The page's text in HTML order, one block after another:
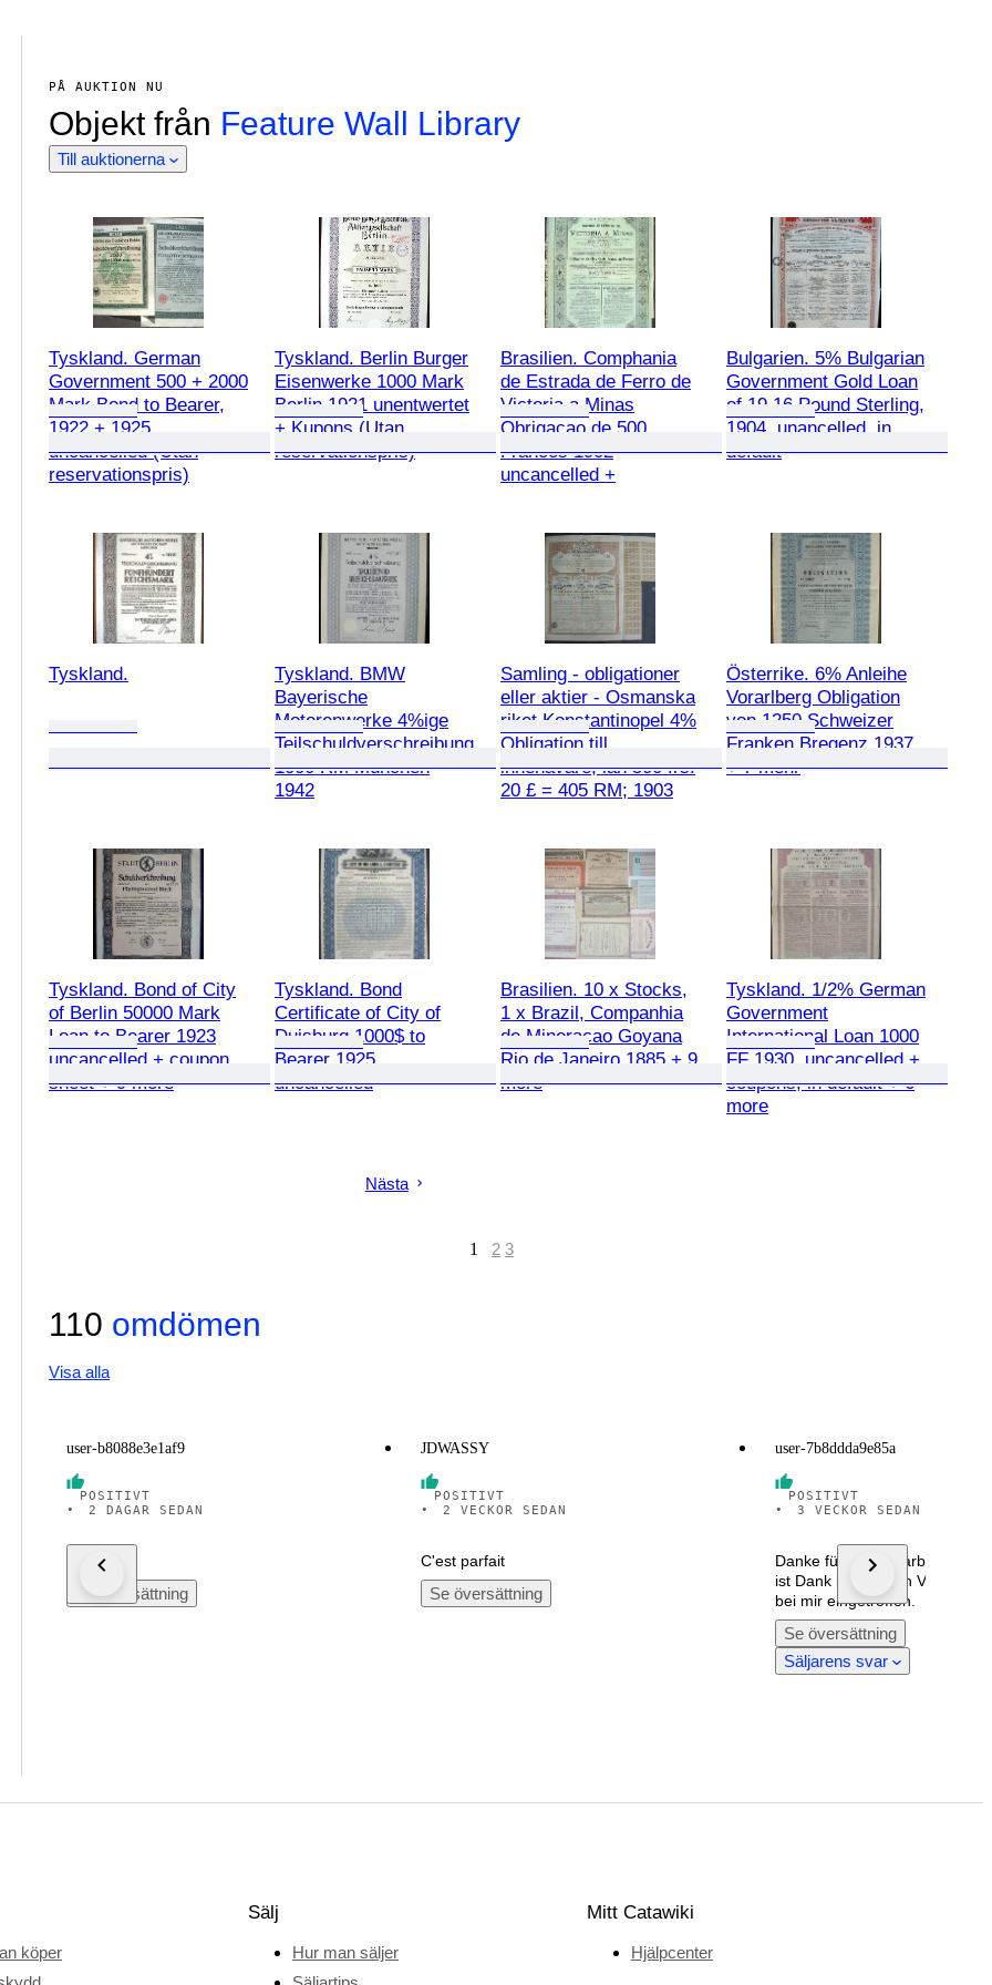
PÅ AUKTION NU
Objekt från Feature Wall Library
Till auktionerna
Tyskland. German
Government 500 + 2000
Mark Bond to Bearer,
1922 + 1925
uncancelled (Utan
reservationspris)
Tyskland. Berlin Burger
Eisenwerke 1000 Mark
Berlin 1921 unentwertet
+ Kupons (Utan
reservationspris)
Brasilien. Comphania
de Estrada de Ferro de
Victoria a Minas
Obrigacao de 500
Francos 1902
uncancelled +
Bulgarien. 5% Bulgarian
Government Gold Loan
of 19,16 Pound Sterling,
1904, unancelled, in
default
Tyskland.
Tyskland. BMW
Bayerische
Motorenwerke 4%ige
Teilschuldverschreibung
1000 RM München
1942
Samling - obligationer
eller aktier - Osmanska
riket Konstantinopel 4%
Obligation till
innehavare, lån 500 frs.
20 £ = 405 RM; 1903
Österrike. 6% Anleihe
Vorarlberg Obligation
von 1250 Schweizer
Franken Bregenz 1937
+ 7 mehr
Tyskland. Bond of City
of Berlin 50000 Mark
Loan to Bearer 1923
uncancelled + coupon
sheet + 9 more
Tyskland. Bond
Certificate of City of
Duisburg 1000$ to
Bearer 1925
uncancelled
Brasilien. 10 x Stocks,
1 x Brazil, Companhia
de Mineracao Goyana
Rio de Janeiro 1885 + 9
more
Tyskland. 1/2% German
Government
International Loan 1000
FF 1930, uncancelled +
coupons, in default + 6
more
Nästa
1 2 3
110 omdömen
Visa alla
user-b8088e3e1af9
POSITIVT
•
2 DAGAR SEDAN
Danke!
Se översättning
JDWASSY
POSITIVT
•
2 VECKOR SEDAN
C'est parfait
Se översättning
user-7b8ddda9e85a
POSITIVT
•
3 VECKOR SEDAN
Danke für dieses
ist Dank ihrer guten
bei mir eingetroffen.
Se översättning
Säljarens svar
köper
Sälj
Hur man säljer
Mitt Catawiki
Hjälpcenter